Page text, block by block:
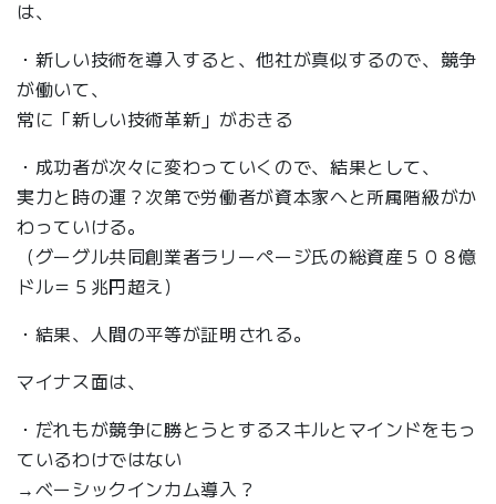
は、
・新しい技術を導入すると、他社が真似するので、競争
が働いて、
常に「新しい技術革新」がおきる
・成功者が次々に変わっていくので、結果として、
実力と時の運？次第で労働者が資本家へと所属階級がか
わっていける。
（グーグル共同創業者ラリーページ氏の総資産５０８億
ドル＝５兆円超え）
・結果、人間の平等が証明される。
マイナス面は、
・だれもが競争に勝とうとするスキルとマインドをもっ
ているわけではない
→ベーシックインカム導入？